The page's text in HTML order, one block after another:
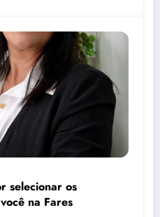
selecionar os
na Fares